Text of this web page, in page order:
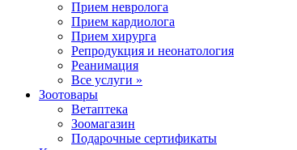
Прием невролога
Прием кардиолога
Прием хирурга
Репродукция и неонатология
Реанимация
Все услуги »
Зоотовары
Ветаптека
Зоомагазин
Подарочные сертификаты